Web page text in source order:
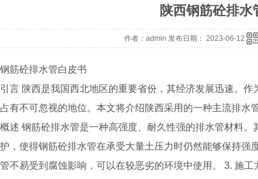
陕西钢筋砼排水
作者：admin 发布日期： 2023-06-12
筋砼排水管白皮书
言 陕西是我国西北地区的重要省份，其经济发展迅速。
有不可忽视的地位。本文将介绍陕西采用的一种主流排水
述 钢筋砼排水管是一种高强度、耐久性强的排水管材料
，使得钢筋砼排水管在承受大量土压力时仍然能够保持强
不易受到腐蚀影响，可以在较恶劣的环境中使用。 3. 施